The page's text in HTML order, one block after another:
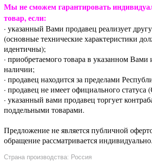
Мы не сможем гарантировать
товар, если:
· указанный Вами продавец реализует
(основные технические характеристики
идентичны);
· приобретаемого товара в указанном Вами
наличии;
· продавец находится за пределами
· продавец не имеет официального
· указанный вами продавец торгует
поддельными товарами.
Предложение не является публичной
обращение рассматривается индивидуально.
Страна производства: Россия